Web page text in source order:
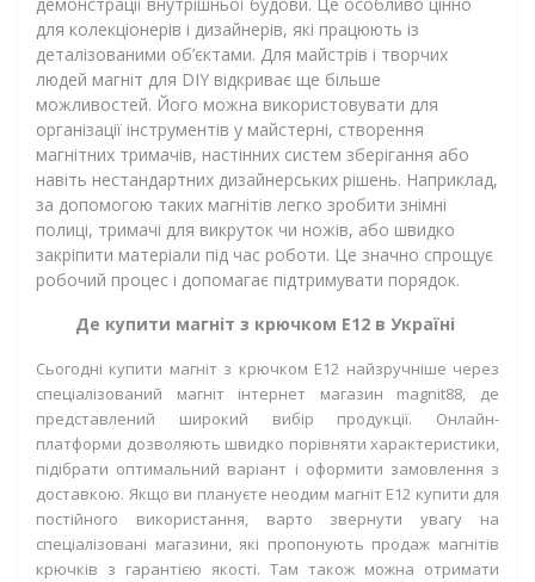
для колекціонерів і дизайнерів, які працюють із
деталізованими об’єктами. Для майстрів і творчих
людей магніт для DIY відкриває ще більше
можливостей. Його можна використовувати для
організації інструментів у майстерні, створення
магнітних тримачів, настінних систем зберігання або
навіть нестандартних дизайнерських рішень. Наприклад,
за допомогою таких магнітів легко зробити знімні
полиці, тримачі для викруток чи ножів, або швидко
закріпити матеріали під час роботи. Це значно спрощує
робочий процес і допомагає підтримувати порядок.
Де купити магніт з крючком Е12 в Україні
Сьогодні купити магніт з крючком Е12 найзручніше через
спеціалізований магніт інтернет магазин magnit88, де
представлений широкий вибір продукції. Онлайн-
платформи дозволяють швидко порівняти характеристики,
підібрати оптимальний варіант і оформити замовлення з
доставкою. Якщо ви плануєте неодим магніт Е12 купити для
постійного використання, варто звернути увагу на
спеціалізовані магазини, які пропонують продаж магнітів
крючків з гарантією якості. Там також можна отримати